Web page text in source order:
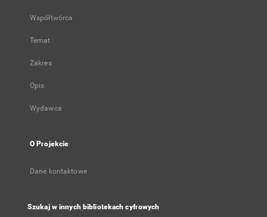
Współtwórca
Temat
Zakres
Opis
Wydawca
O Projekcie
Dane kontaktowe
Szukaj w innych bibliotekach cyfrowych